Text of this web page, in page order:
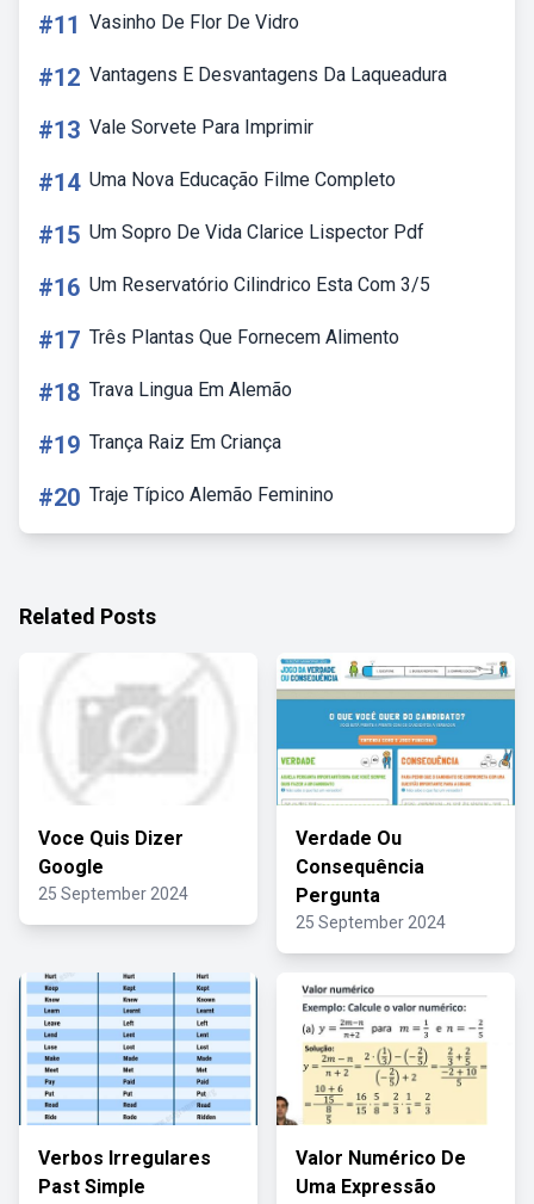
#11 Vasinho De Flor De Vidro
#12 Vantagens E Desvantagens Da Laqueadura
#13 Vale Sorvete Para Imprimir
#14 Uma Nova Educação Filme Completo
#15 Um Sopro De Vida Clarice Lispector Pdf
#16 Um Reservatório Cilindrico Esta Com 3/5
#17 Três Plantas Que Fornecem Alimento
#18 Trava Lingua Em Alemão
#19 Trança Raiz Em Criança
#20 Traje Típico Alemão Feminino
Related Posts
Voce Quis Dizer
Google
25 September 2024
Verdade Ou
Consequência
Pergunta
25 September 2024
Verbos Irregulares
Past Simple
Valor Numérico De
Uma Expressão